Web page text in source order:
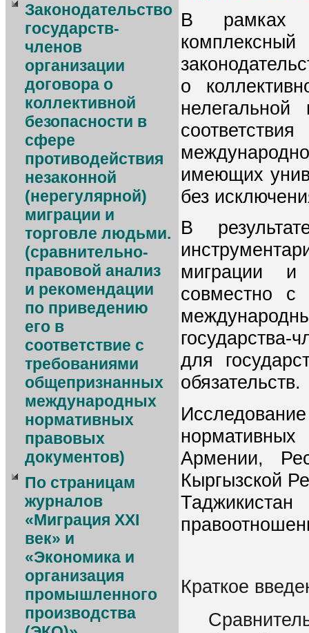
Законодательство
государств-
членов
организации
договора о
коллективной
безопасности в
сфере
противодействия
незаконной
(нерегулярной)
миграции и
торговле людьми.
(сравнительно-
правовой анализ
и рекомендации
по приведению
его в
соответствие с
требованиями
общепризнанных
международных
нормативных
правовых
документов)
По страницам
журналов
«Миграция XXI
век» и
«Экономика и
организация
промышленного
производства
В рамках
о
имеющих
без
В
миграции и
совместно
для
обязательств.
нормативных
Армении,
Кыргызской
Краткое